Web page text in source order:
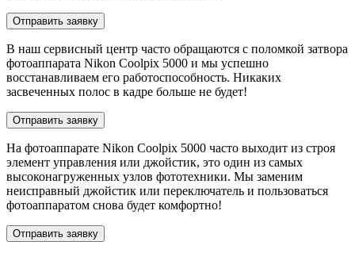
Отправить заявку
В наш сервисный центр часто обращаются с поломкой затвора
фотоаппарата Nikon Coolpix 5000 и мы успешно
восстанавливаем его работоспособность. Никаких
засвеченных полос в кадре больше не будет!
Отправить заявку
На фотоаппарате Nikon Coolpix 5000 часто выходит из строя
элемент управления или джойстик, это один из самых
высоконагруженных узлов фототехники. Мы заменим
неисправный джойстик или переключатель и пользоваться
фотоаппаратом снова будет комфортно!
Отправить заявку